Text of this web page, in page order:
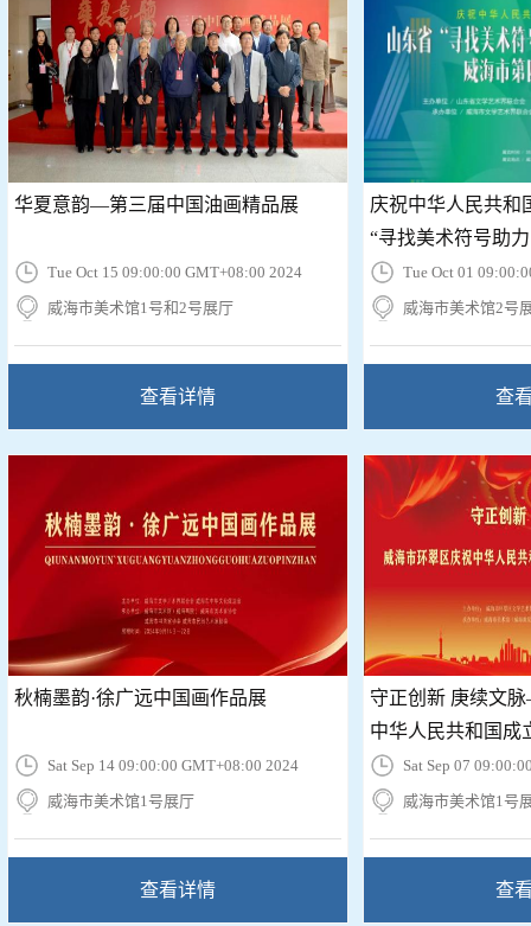
华夏意韵—第三届中国油画精品展
Tue Oct 15 09:00:00 GMT+08:00 2024
威海市美术馆1号和2号展厅
查看详情
庆祝中华人民共和
“寻找美术符号助
Tue Oct 01
威海市美术馆2号
查
秋楠墨韵·徐广远中国画作品展
Sat Sep 14 09:00:00 GMT+08:00 2024
威海市美术馆1号展厅
查看详情
守正创新 庚续文
中华人民共和国成
Sat Sep 07
威海市美术馆1号
查